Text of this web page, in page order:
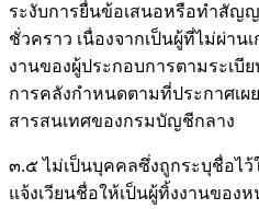
ระงับการยื่นข้อเสนอหรือทําสัญ
ชั่วคราว เนื่องจากเป็นผู้ที่ไม่ผ่า
งานของผู้ประกอบการตามระเบี
การคลังกําหนดตามที่ประกาศเผ
สารสนเทศของกรมบัญชีกลาง
๓.๕ ไม่เป็นบุคคลซึ่งถูกระบุชื่อไ
แจ้งเวียนชื่อให้เป็นผู้ทิ้งงานของ